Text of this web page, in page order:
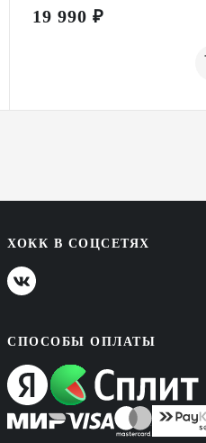
19 990 ₽
ХОКК В СОЦСЕТЯХ
СПОСОБЫ ОПЛАТЫ